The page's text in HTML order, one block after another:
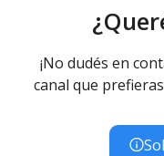
¡No dudés en
canal que